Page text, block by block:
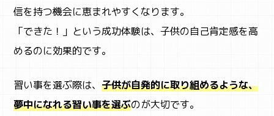
SNS
信を持つ機会に恵まれやすくなります。
「できた！」という成功体験は、子供の自己肯定感を高
めるのに効果的です。
習い事を選ぶ際は、子供が自発的に取り組めるような、
夢中になれる習い事を選ぶのが大切です。